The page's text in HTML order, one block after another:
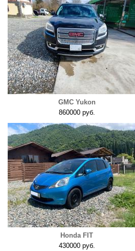
GMC Yukon
860000 руб.
Honda FIT
430000 руб.